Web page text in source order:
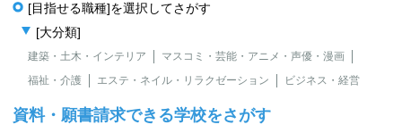
[目指せる職種]を選択してさがす
[大分類]
建築・土木・インテリア
マスコミ・芸能・アニメ・声優・漫画
福祉・介護
エステ・ネイル・リラクゼーション ビジネス・経営
資料・願書請求できる学校をさがす